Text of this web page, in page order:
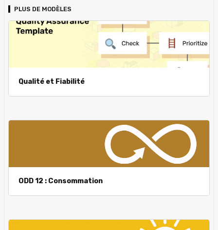
PLUS DE MODÈLES
Qualité et Fiabilité
ODD 12 : Consommation